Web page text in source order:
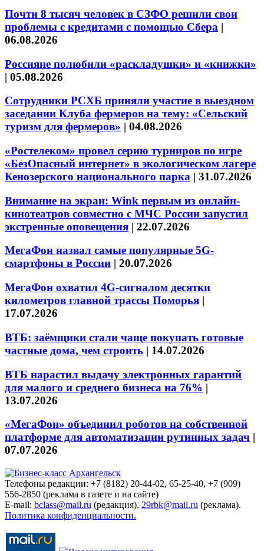
Почти 8 тысяч человек в СЗФО решили свои
проблемы с кредитами с помощью Сбера |
06.08.2026
Россияне полюбили «раскладушки» и «книжки»
| 05.08.2026
Сотрудники РСХБ приняли участие в выездном
заседании Клуба фермеров на тему: «Сельский
туризм для фермеров» | 04.08.2026
«Ростелеком» провел серию турниров по игре
«БезОпасный интернет» в экологическом лагере
Кенозерского национального парка | 31.07.2026
Внимание на экран: Wink первым из онлайн-
кинотеатров совместно с МЧС России запустил
экстренные оповещения | 22.07.2026
МегаФон назвал самые популярные 5G-
смартфоны в России | 20.07.2026
МегаФон охватил 4G-сигналом десятки
километров главной трассы Поморья |
17.07.2026
ВТБ: заёмщики стали чаще покупать готовые
частные дома, чем строить | 14.07.2026
ВТБ нарастил выдачу электронных гарантий
для малого и среднего бизнеса на 76% |
13.07.2026
«МегаФон» объединил роботов на собственной
платформе для автоматизации рутинных задач |
07.07.2026
Телефоны редакции: +7 (8182) 20-44-02, 65-25-40, +7 (909)
556-2850 (реклама в газете и на сайте)
E-mail: bclass@mail.ru (редакция), 29rbk@mail.ru (реклама).
Политика конфиденциальности.